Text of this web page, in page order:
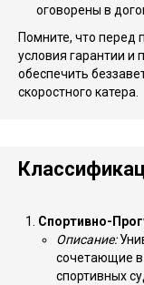
оговорены в
Помните, что перед
условия гарантии и
обеспечить
скоростного катера.
Спортивно-
Описание:
сочетающие в
спортивных